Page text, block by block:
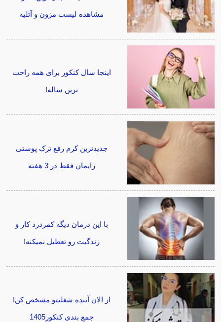
مشاهده لیست مزون و آتلیه
اینجا سال کنکور برای همه راحت
ترین ساله!
جدیدترین کرم رفع ترک پوستی
زایمان فقط در 3 هفته
با این درمان دیگه کمردرد کار و
زندگیت رو تعطیل نمیکنه!
از الان آینده شغلیتو مشخص کن!
جمع بندی کنکور1405